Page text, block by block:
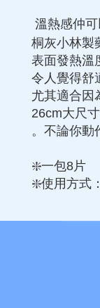
溫熱感仲可
桐灰小林製
表面發熱溫
令人覺得舒
尤其適合因
26cm大尺
。不論你動
❇️一包8片
❇️使用方式